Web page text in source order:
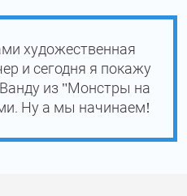
художественная
и сегодня я покажу
из "Монстры на
Ну а мы начинаем!